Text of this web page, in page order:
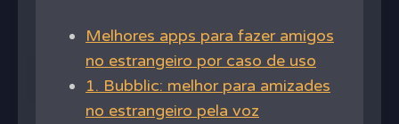
Melhores apps para fazer amigos
no estrangeiro por caso de uso
1. Bubblic: melhor para amizades
no estrangeiro pela voz